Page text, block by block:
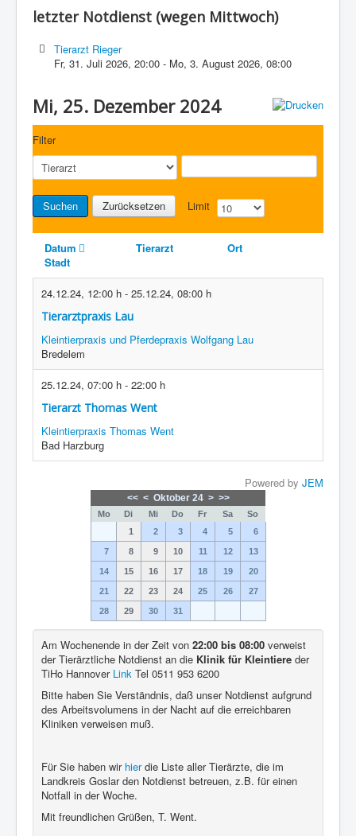
letzter Notdienst (wegen Mittwoch)
Tierarzt Rieger
Fr, 31. Juli 2026,20:00 - Mo, 3. August 2026,08:00
Mi, 25. Dezember 2024
Filter
Suchen Zurücksetzen Limit
Datum Tierarzt
Ort
Stadt
24.12.24, 12:00 h - 25.12.24, 08:00 h
Tierarztpraxis Lau
Kleintierpraxis und Pferdepraxis Wolfgang Lau
Bredelem
25.12.24, 07:00 h - 22:00 h
Tierarzt Thomas Went
Kleintierpraxis Thomas Went
Bad Harzburg
Powered by JEM
<< < Oktober 24 > >>
Mo Di Mi Do Fr Sa
So
1
2 3 4 5 6
7 8 9 10 11 12 13
14 15 16 17 18 19 20
21 22 23 24 25 26 27
28 29 30 31
Am Wochenende in der Zeit von 22:00 bis 08:00 verweist
der Tierärztliche Notdienst an die Klinik für Kleintiere der
TiHo Hannover Link Tel 0511 953 6200
Bitte haben Sie Verständnis, daß unser Notdienst aufgrund
des Arbeitsvolumens in der Nacht auf die erreichbaren
Kliniken verweisen muß.
Für Sie haben wir hierdie Liste aller Tierärzte, die im
Landkreis Goslar den Notdienst betreuen, z.B. für einen
Notfall in der Woche.
Mit freundlichen Grüßen, T. Went.